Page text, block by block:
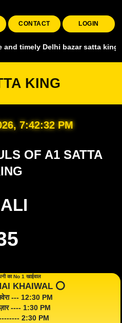
CONTACT LOGIN
bazar satta king,
KING
7:42:33 PM
OF A1 SATTA
का No 1 खाईवाल
KHAIWAL ⭕️
--- 12:30 PM
---- 1:30 PM
2:30 PM